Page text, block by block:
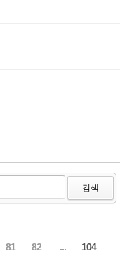
검색
81 82 ... 104